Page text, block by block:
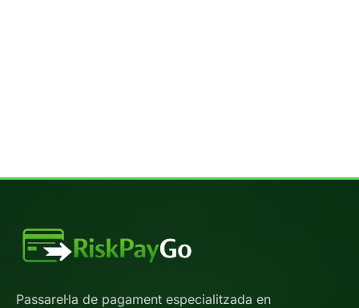
Passarel·la de pagament especialitzada en